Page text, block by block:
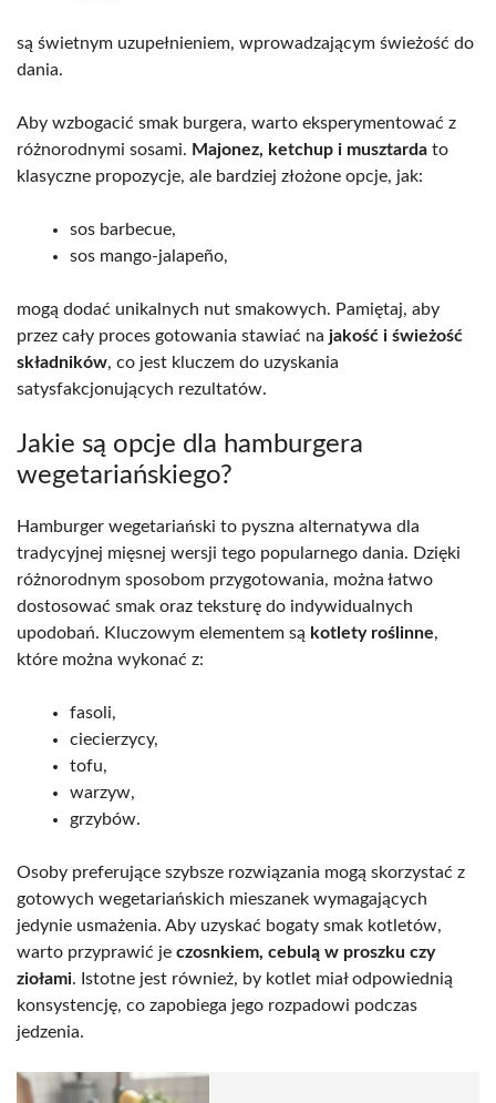
są świetnym uzupełnieniem, wprowadzającym świeżość do
dania.
Aby wzbogacić smak burgera, warto eksperymentować z
różnorodnymi sosami. Majonez, ketchup i musztarda to
klasyczne propozycje, ale bardziej złożone opcje, jak:
sos barbecue,
sos mango-jalapeño,
mogą dodać unikalnych nut smakowych. Pamiętaj, aby
przez cały proces gotowania stawiać na jakość i świeżość
składników, co jest kluczem do uzyskania
satysfakcjonujących rezultatów.
Jakie są opcje dla hamburgera
wegetariańskiego?
Hamburger wegetariański to pyszna alternatywa dla
tradycyjnej mięsnej wersji tego popularnego dania. Dzięki
różnorodnym sposobom przygotowania, można łatwo
dostosować smak oraz teksturę do indywidualnych
upodobań. Kluczowym elementem są kotlety roślinne,
które można wykonać z:
fasoli,
ciecierzycy,
tofu,
warzyw,
grzybów.
Osoby preferujące szybsze rozwiązania mogą skorzystać z
gotowych wegetariańskich mieszanek wymagających
jedynie usmażenia. Aby uzyskać bogaty smak kotletów,
warto przyprawić je czosnkiem, cebulą w proszku czy
ziołami. Istotne jest również, by kotlet miał odpowiednią
konsystencję, co zapobiega jego rozpadowi podczas
jedzenia.